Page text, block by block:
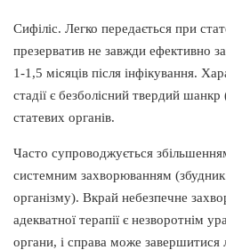
Сифіліс. Легко передається при
презерватив не завжди ефективно
1-1,5 місяців після інфікування.
стадії є безболісний твердий
статевих органів.
Часто супроводжується
системним захворюванням (збудник
організму). Вкрай небезпечне
адекватної терапії є незворотнім
органи, і справа може завершитися